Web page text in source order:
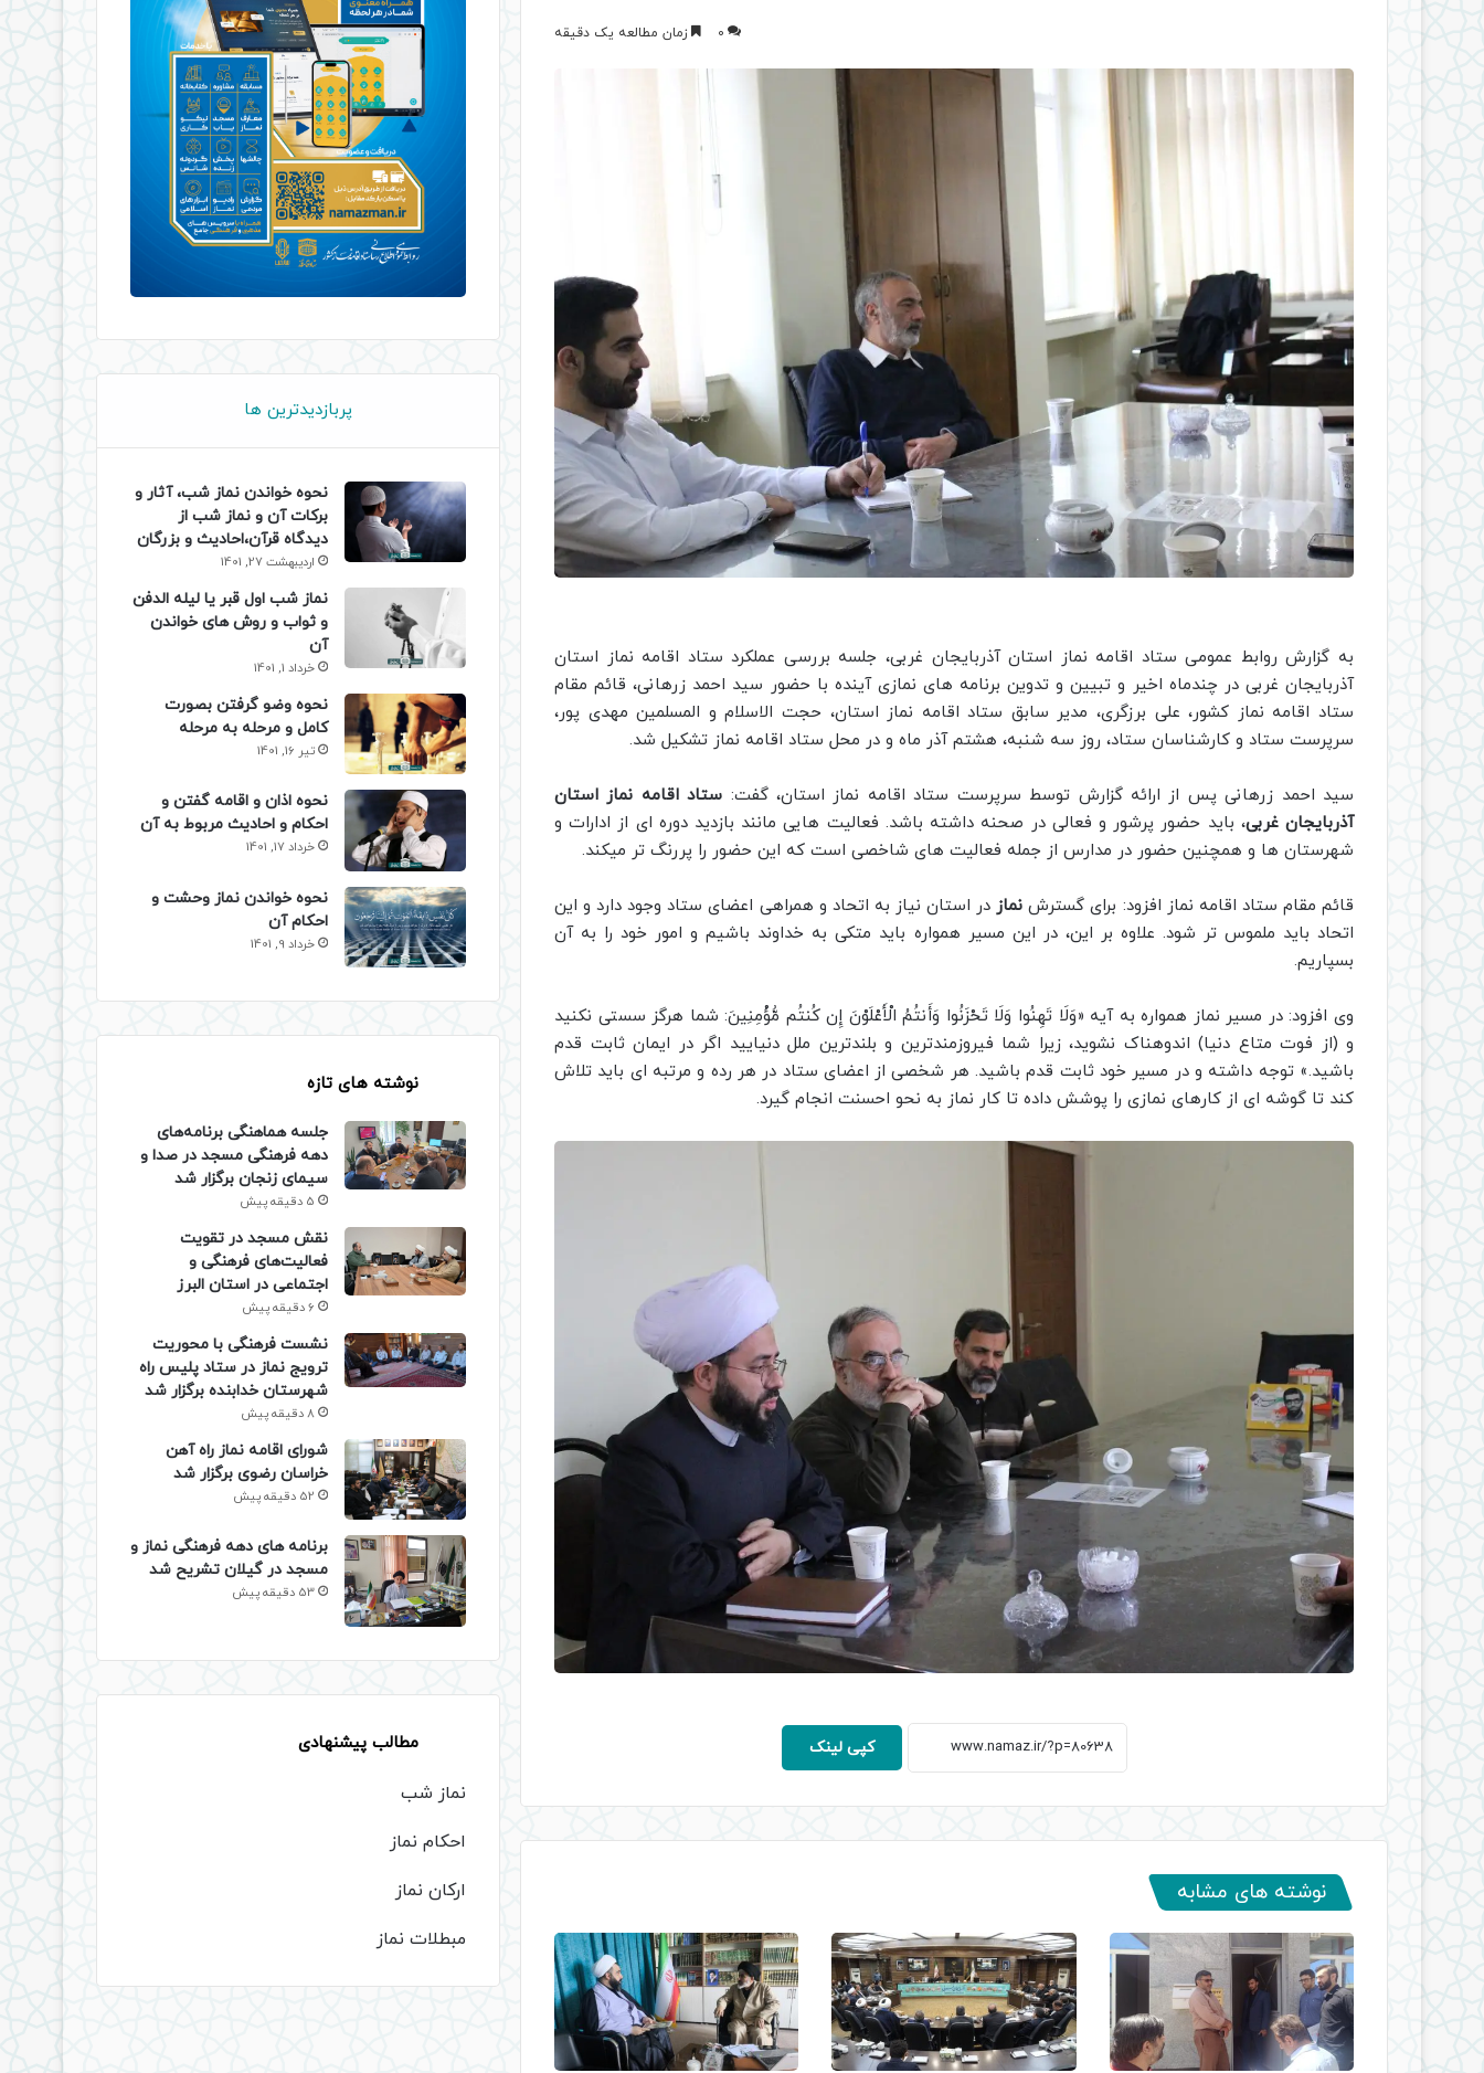
0 زمان مطالعه یک دقیقه
به گزارش روابط عمومی ستاد اقامه نماز استان آذربایجان غربی، جلسه بررسی عملکرد ستاد اقامه نماز استان
آذربایجان غربی در چندماه اخیر و تبیین و تدوین برنامه های نمازی آینده با حضور سید احمد زرهانی، قائم مقام
ستاد اقامه نماز کشور، علی برزگری، مدیر سابق ستاد اقامه نماز استان، حجت الاسلام و المسلمین مهدی پور،
سرپرست ستاد و کارشناسان ستاد، روز سه شنبه، هشتم آذر ماه و در محل ستاد اقامه نماز تشکیل شد.
سید احمد زرهانی پس از ارائه گزارش توسط سرپرست ستاد اقامه نماز استان، گفت: ستاد اقامه نماز استان
آذربایجان غربی، باید حضور پرشور و فعالی در صحنه داشته باشد. فعالیت هایی مانند بازدید دوره ای از ادارات و
شهرستان ها و همچنین حضور در مدارس از جمله فعالیت های شاخصی است که این حضور را پررنگ تر میکند.
قائم مقام ستاد اقامه نماز افزود: برای گسترش نماز در استان نیاز به اتحاد و همراهی اعضای ستاد وجود دارد و این
اتحاد باید ملموس تر شود. علاوه بر این، در این مسیر همواره باید متکی به خداوند باشیم و امور خود را به آن
بسپاریم.
وی افزود: در مسیر نماز همواره به آیه «وَلَا تَهِنُوا وَلَا تَحْزَنُوا وَأَنتُمُ الْأَعْلَوْنَ إِن کُنتُم مُّؤْمِنِینَ: شما هرگز سستی نکنید
و (از فوت متاع دنیا) اندوهناک نشوید، زیرا شما فیروزمندترین و بلندترین ملل دنیایید اگر در ایمان ثابت قدم
باشید.» توجه داشته و در مسیر خود ثابت قدم باشید. هر شخصی از اعضای ستاد در هر رده و مرتبه ای باید تلاش
کند تا گوشه ای از کارهای نمازی را پوشش داده تا کار نماز به نحو احسنت انجام گیرد.
کپی لینک
نوشته های مشابه
پربازدیدترین ها
نحوه خواندن نماز شب، آثار و
برکات آن و نماز شب از
دیدگاه قرآن،احادیث و بزرگان
اردیبهشت 27, 1401
نماز شب اول قبر یا لیله الدفن
و ثواب و روش های خواندن
آن
خرداد 1, 1401
نحوه وضو گرفتن بصورت
کامل و مرحله به مرحله
تیر 16, 1401
نحوه اذان و اقامه گفتن و
احکام و احادیث مربوط به آن
خرداد 17, 1401
نحوه خواندن نماز وحشت و
احکام آن
خرداد 9, 1401
نوشته های تازه
جلسه هماهنگی برنامه‌های
دهه فرهنگی مسجد در صدا و
سیمای زنجان برگزار شد
5 دقیقه پیش
نقش مسجد در تقویت
فعالیت‌های فرهنگی و
اجتماعی در استان البرز
6 دقیقه پیش
نشست فرهنگی با محوریت
ترویج نماز در ستاد پلیس راه
شهرستان خدابنده برگزار شد
8 دقیقه پیش
شورای اقامه نماز راه آهن
خراسان رضوی برگزار شد
52 دقیقه پیش
برنامه های دهه فرهنگی نماز و
مسجد در گیلان تشریح شد
53 دقیقه پیش
مطالب پیشنهادی
نماز شب
احکام نماز
ارکان نماز
مبطلات نماز